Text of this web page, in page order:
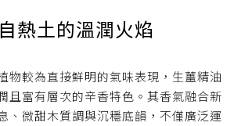
熱土的溫潤火焰
物較為直接鮮明的氣味表現，生薑精油
且富有層次的辛香特色。其香氣融合新
、微甜木質調與沉穩底韻，不僅廣泛運